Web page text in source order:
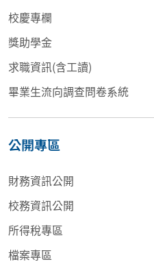
校慶專欄
獎助學金
求職資訊(含工讀)
畢業生流向調查問卷系統
公開專區
財務資訊公開
校務資訊公開
所得稅專區
檔案專區